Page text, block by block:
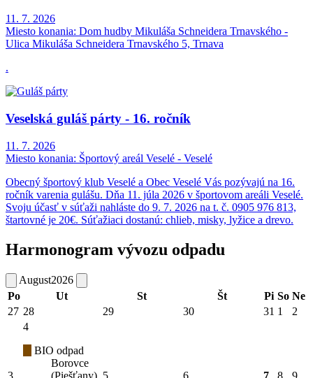
11. 7. 2026
Miesto konania: Dom hudby Mikuláša Schneidera Trnavského -
Ulica Mikuláša Schneidera Trnavského 5, Trnava
.
Veselská guláš párty - 16. ročník
11. 7. 2026
Miesto konania: Športový areál Veselé - Veselé
Obecný športový klub Veselé a Obec Veselé Vás pozývajú na 16.
ročník varenia gulášu. Dňa 11. júla 2026 v športovom areáli Veselé.
Svoju účasť v súťaži nahláste do 9. 7. 2026 na t. č. 0905 976 813,
štartovné je 20€. Súťažiaci dostanú: chlieb, misky, lyžice a drevo.
Harmonogram vývozu odpadu
August2026
Po
Ut St Št Pi So Ne
27 28 29 30 31 1 2
3
4
BIO odpad
Borovce
(Piešťany) 5 6 7 8 9